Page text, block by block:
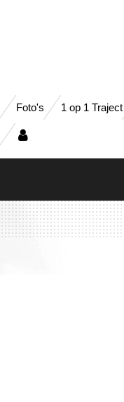
Foto's 1 op 1 Traject